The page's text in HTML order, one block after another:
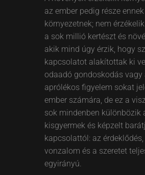
az ember pedig része
környezetnek; nem
a sok millió kertészt és
akik mind úgy érzik, hogy
kapcsolatot alakítottak ki
odaadó gondoskodás vagy
aprólékos figyelem sokat
ember számára, de ez a
sok mindenben különbözik
kisgyermek és képzelt
kapcsolattól: az érdeklődés,
vonzalom és a szeretet
egyirányú.